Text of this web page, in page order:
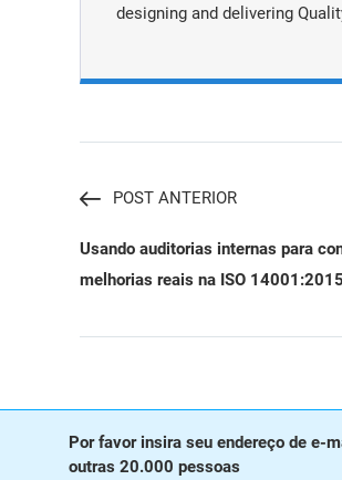
designing and delivering
POST ANTERIOR
Usando auditorias internas para
melhorias reais na ISO 14001:2015
Por favor insira seu endereço de e-
outras 20.000 pessoas